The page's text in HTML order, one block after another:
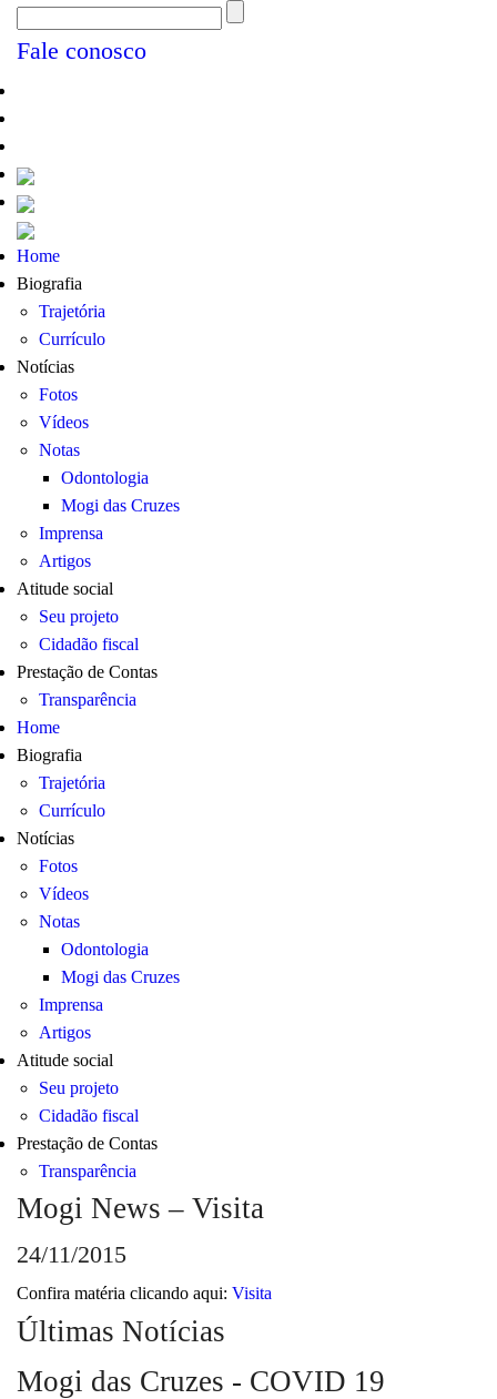
Fale conosco
Home
Biografia
Trajetória
Currículo
Notícias
Fotos
Vídeos
Notas
Odontologia
Mogi das Cruzes
Imprensa
Artigos
Atitude social
Seu projeto
Cidadão fiscal
Prestação de Contas
Transparência
Home
Biografia
Trajetória
Currículo
Notícias
Fotos
Vídeos
Notas
Odontologia
Mogi das Cruzes
Imprensa
Artigos
Atitude social
Seu projeto
Cidadão fiscal
Prestação de Contas
Transparência
Mogi News – Visita
24/11/2015
Confira matéria clicando aqui: Visita
Últimas Notícias
Mogi das Cruzes - COVID 19